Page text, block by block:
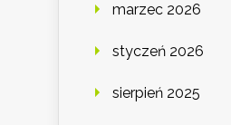
marzec 2026
styczeń 2026
sierpień 2025